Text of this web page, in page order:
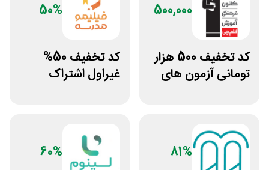
500,000
کد تخفیف 500 هزار
تومانی آزمون های
50%
کد تخفیف 50%
غیراول اشتراک
81%
60%